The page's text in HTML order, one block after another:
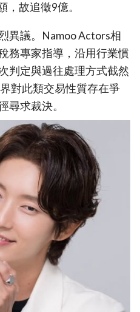
，故追徵9億。
異議。Namoo Actors相
務專家指導，沿用行業慣
判定與過往處理方式截然
對此類交易性質存在爭
尋求裁決。